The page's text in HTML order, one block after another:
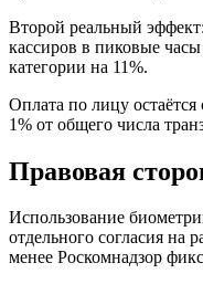
Второй реальный
кассиров в пиковые
категории на 11%.
Оплата по лицу
1% от общего числа
Правовая
Использование
отдельного согласия на
менее Роскомнадзор